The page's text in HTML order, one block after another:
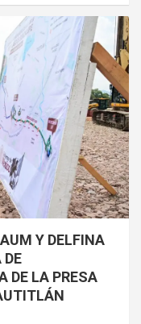
Y DELFINA
DE LA PRESA